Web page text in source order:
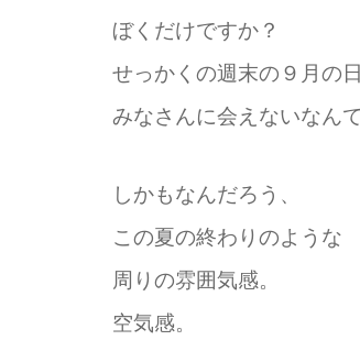
ぼくだけですか？
せっかくの週末の９月の
みなさんに会えないなん
しかもなんだろう、
この夏の終わりのような
周りの雰囲気感。
空気感。